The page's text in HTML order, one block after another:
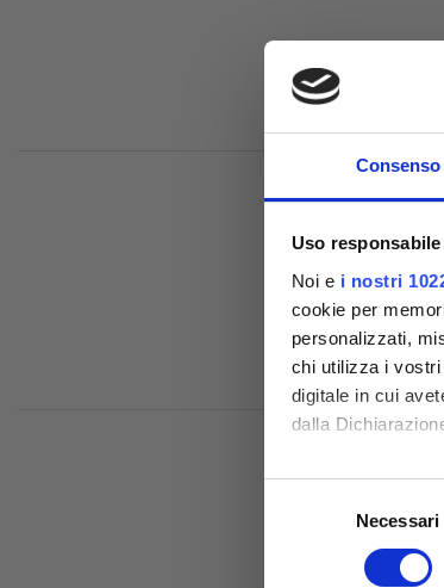
Consenso
Uso
Noi e i nostri
cookie per
personalizzati,
chi utilizza i
digitale in cui
dalla
Con il tuo
raccogliere
Approfondisci
Necessari